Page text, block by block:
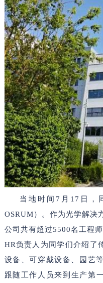
当地时间7月17日，
OSRUM）。作为光学解决
公司共有超过5500名工程
HR负责人为同学们介绍了
设备、可穿戴设备、园艺
跟随工作人员来到生产第